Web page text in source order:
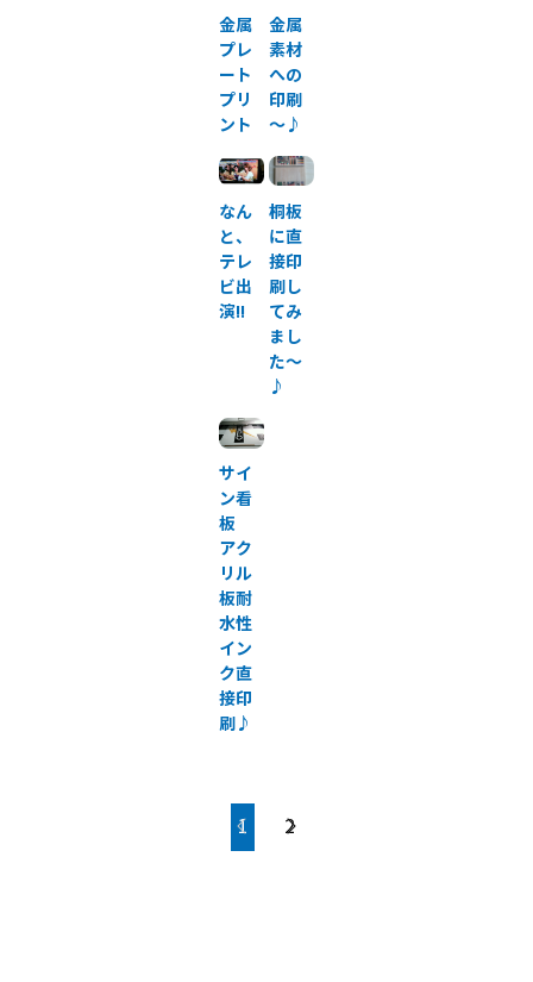
金属
プレ
ート
プリ
ント
金属
素材
への
印刷
～♪
なん
と、
テレ
ビ出
演!!
桐板
に直
接印
刷し
てみ
まし
た～
♪
サイ
ン看
板
アク
リル
板耐
水性
イン
ク直
接印
刷♪
1 2